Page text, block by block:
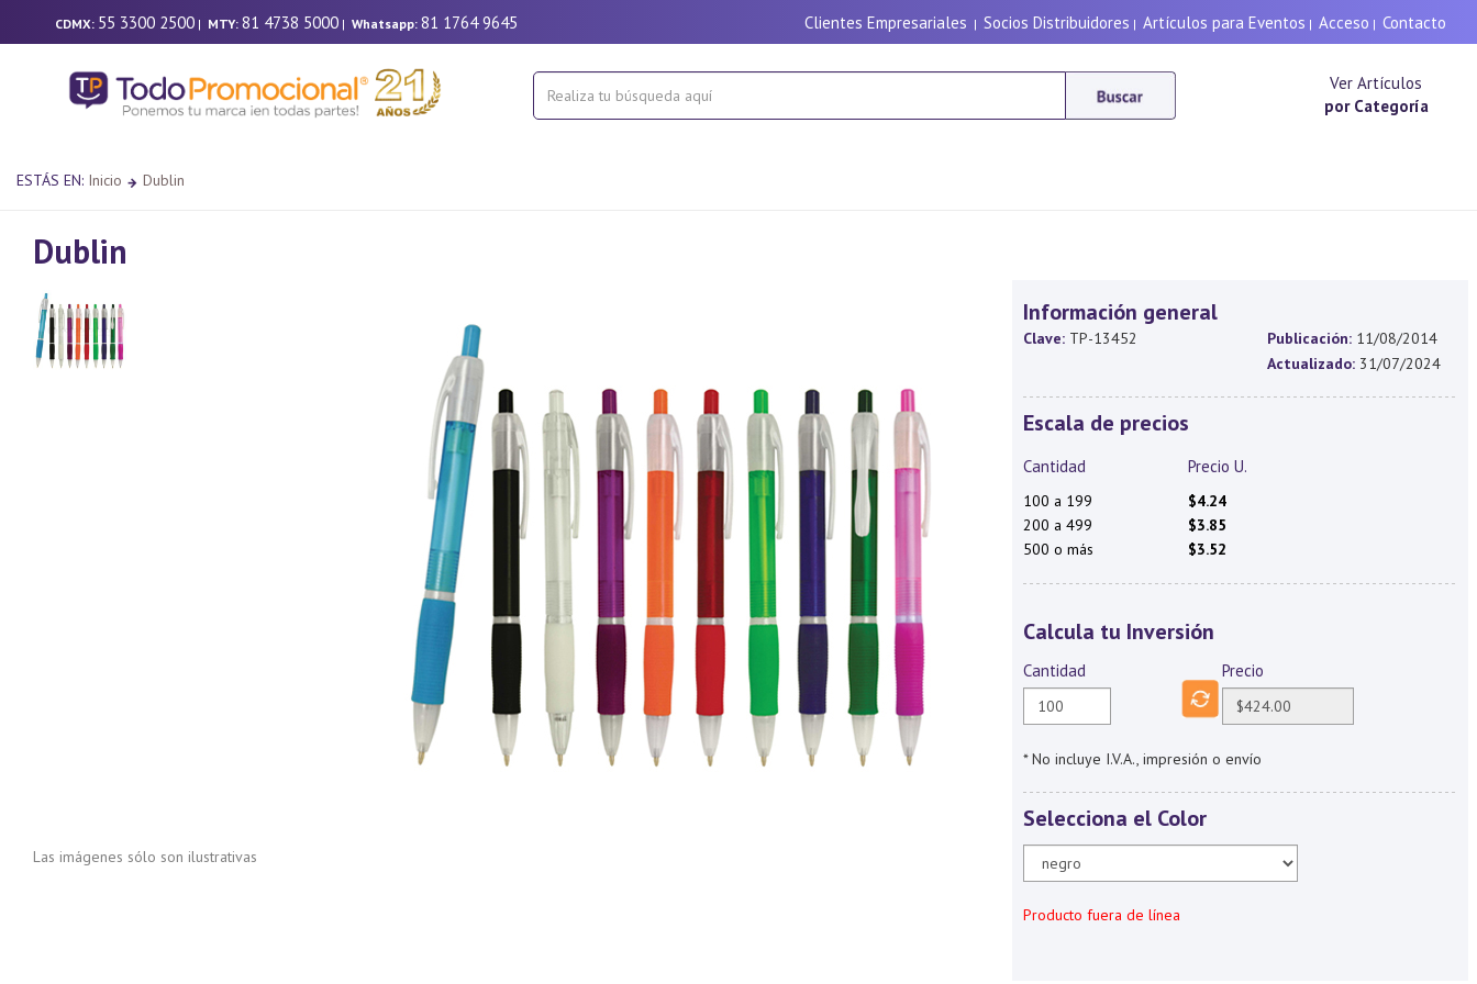
CDMX: 55 3300 2500 | MTY: 81 4738 5000 | Whatsapp: 81 1764 9645 Clientes Empresariales | Socios Distribuidores | Artículos para Eventos | Acceso | Contacto
Ver Artículos
por Categoría
ESTÁS EN: Inicio Dublin
Dublin
Las imágenes sólo son ilustrativas
Información general
Clave: TP-13452 Publicación: 11/08/2014
Actualizado: 31/07/2024
Escala de precios
Cantidad Precio U.
100 a 199
$4.24
200 a 499
$3.85
500 o más
$3.52
Calcula tu Inversión
Cantidad Precio
* No incluye I.V.A., impresión o envío
Selecciona el Color
Producto fuera de línea